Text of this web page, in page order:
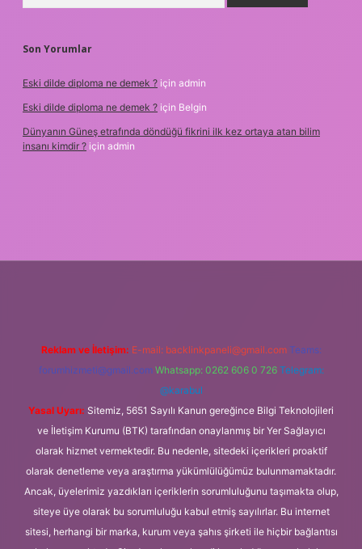
Son Yorumlar
Eski dilde diploma ne demek ? için admin
Eski dilde diploma ne demek ? için Belgin
Dünyanın Güneş etrafında döndüğü fikrini ilk kez ortaya atan bilim
insanı kimdir ? için admin
Reklam ve İletişim: E-mail: backlinkpaneli@gmail.com Teams:
forumhizmeti@gmail.com Whatsapp: 0262 606 0 726 Telegram:
@karabul
Yasal Uyarı: Sitemiz, 5651 Sayılı Kanun gereğince Bilgi Teknolojileri
ve İletişim Kurumu (BTK) tarafından onaylanmış bir Yer Sağlayıcı
olarak hizmet vermektedir. Bu nedenle, sitedeki içerikleri proaktif
olarak denetleme veya araştırma yükümlülüğümüz bulunmamaktadır.
Ancak, üyelerimiz yazdıkları içeriklerin sorumluluğunu taşımakta olup,
siteye üye olarak bu sorumluluğu kabul etmiş sayılırlar. Bu internet
sitesi, herhangi bir marka, kurum veya şahıs şirketi ile hiçbir bağlantısı